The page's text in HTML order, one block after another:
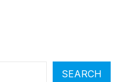
SEARCH